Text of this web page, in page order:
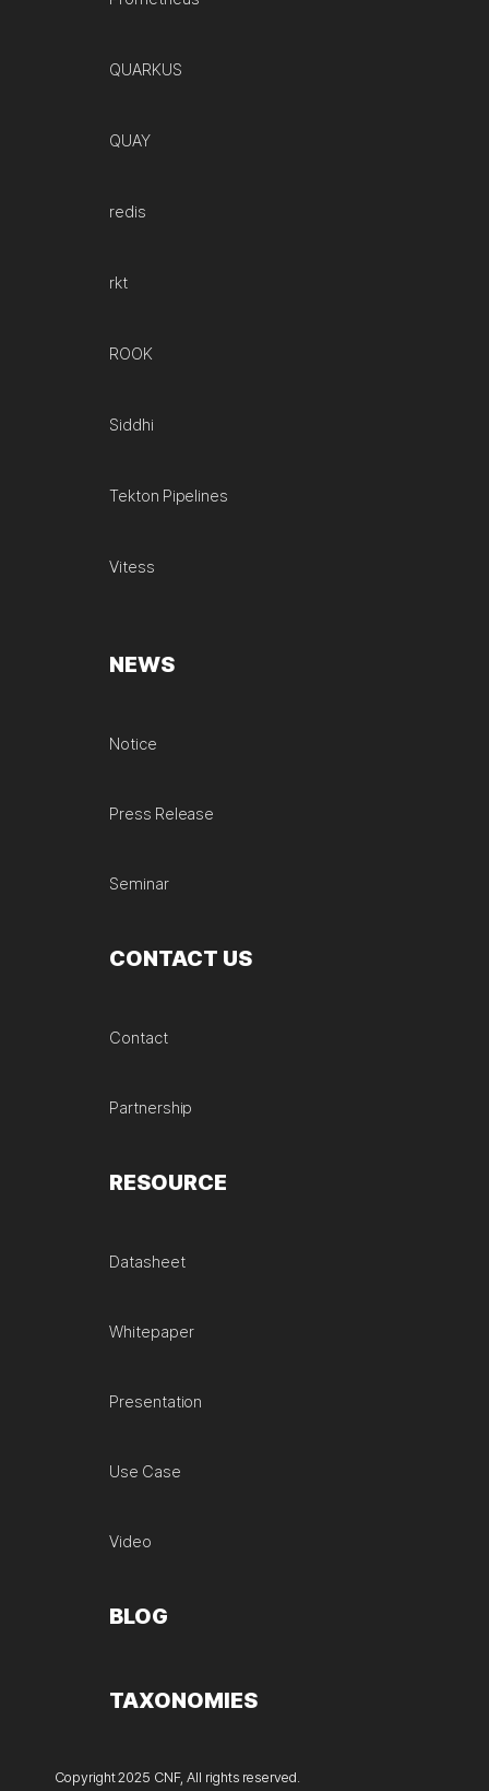
QUARKUS
QUAY
redis
rkt
ROOK
Siddhi
Tekton Pipelines
Vitess
NEWS
Notice
Press Release
Seminar
CONTACT US
Contact
Partnership
RESOURCE
Datasheet
Whitepaper
Presentation
Use Case
Video
BLOG
TAXONOMIES
Copyright 2025 CNF, All rights reserved.